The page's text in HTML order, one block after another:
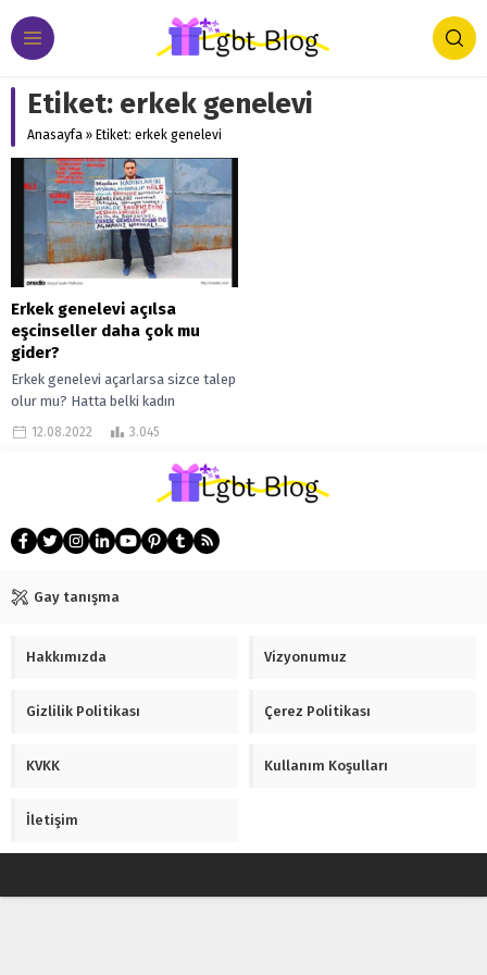
Etiket: erkek genelevi
Anasayfa » Etiket: erkek genelevi
Erkek genelevi açılsa
eşcinseller daha çok mu
gider?
Erkek genelevi açarlarsa sizce talep
olur mu? Hatta belki kadın
genelevlerine olan talebi bile geçer
12.08.2022 3.045
Gay tanışma
Hakkımızda Vizyonumuz
Gizlilik Politikası Çerez Politikası
KVKK Kullanım Koşulları
İletişim